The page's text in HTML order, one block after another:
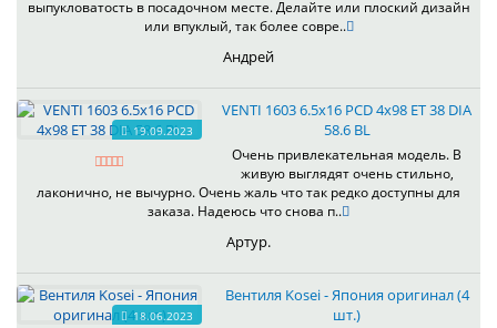
выпукловатость в посадочном месте. Делайте или плоский дизайн
или впуклый, так более совре..
Андрей
19.09.2023
VENTI 1603 6.5x16 PCD 4x98 ET 38 DIA
58.6 BL
Очень привлекательная модель. В
живую выглядят очень стильно,
лаконично, не вычурно. Очень жаль что так редко доступны для
заказа. Надеюсь что снова п..
Артур.
18.06.2023
Вентиля Kosei - Япония оригинал (4
шт.)